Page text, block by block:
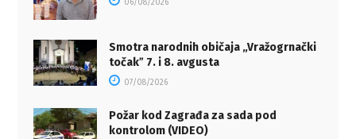
06/08/2026
Smotra narodnih običaja „Vražogrnački
točakˮ 7. i 8. avgusta
07/08/2026
Požar kod Zagrađa za sada pod
kontrolom (VIDEO)